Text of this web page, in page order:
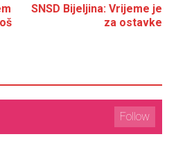
SNSD Bijeljina: Vrijeme je
za ostavke
Follow